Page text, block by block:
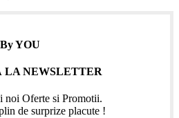
YOU
NEWSLETTER
noi Oferte si Promotii.
de surprize placute !